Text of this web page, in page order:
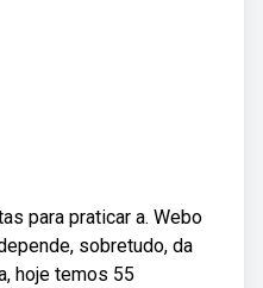
para praticar a. Webo
sobretudo, da
hoje temos 55